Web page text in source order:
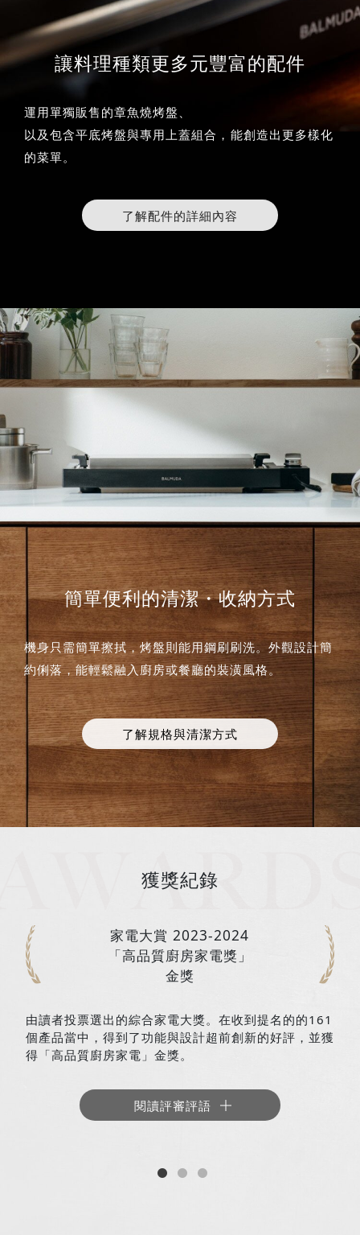
讓料理種類更多元豐富的配件
運用單獨販售的章魚燒烤盤、
以及包含平底烤盤與專用上蓋組合， 能創造出更多樣化
的菜單。
了解配件的詳細內容
簡單便利的清潔・收納方式
機身只需簡單擦拭，烤盤則能用鋼刷刷洗。外觀設計簡
約俐落，能輕鬆融入廚房或餐廳的裝潢風格。
了解規格與清潔方式
獲獎紀錄
家電大賞 2023-2024
「高品質廚房家電獎」
金獎
由讀者投票選出的綜合家電大獎。在收到提名的的161
個產品當中，得到了功能與設計超前創新的好評，並獲
得「高品質廚房家電」金獎。
閱讀評審評語